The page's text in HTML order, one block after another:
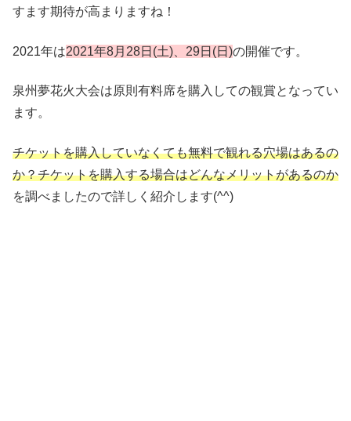
すます期待が高まりますね！
2021年は2021年8月28日(土)、29日(日)の開催です。
泉州夢花火大会は原則有料席を購入しての観賞となってい
ます。
チケットを購入していなくても無料で観れる穴場はあるの
か？チケットを購入する場合はどんなメリットがあるのか
を調べましたので詳しく紹介します(^^)